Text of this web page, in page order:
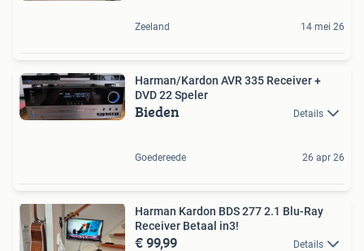
Zeeland 14 mei 26
Harman/Kardon AVR 335 Receiver +
DVD 22 Speler
Bieden Details
Goedereede 26 apr 26
Harman Kardon BDS 277 2.1 Blu-Ray
Receiver Betaal in3!
€ 99,99 Details